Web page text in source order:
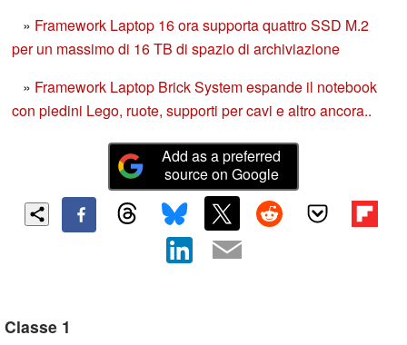
» Framework Laptop 16 ora supporta quattro SSD M.2
per un massimo di 16 TB di spazio di archiviazione
» Framework Laptop Brick System espande il notebook
con piedini Lego, ruote, supporti per cavi e altro ancora..
Add as a preferred
source on Google
Classe 1